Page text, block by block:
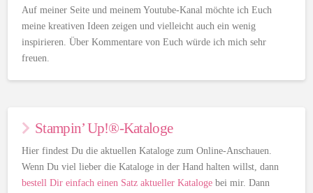
Auf meiner Seite und meinem Youtube-Kanal möchte ich Euch
meine kreativen Ideen zeigen und vielleicht auch ein wenig
inspirieren. Über Kommentare von Euch würde ich mich sehr
freuen.
Stampin’ Up!®-Kataloge
Hier findest Du die aktuellen Kataloge zum Online-Anschauen.
Wenn Du viel lieber die Kataloge in der Hand halten willst, dann
bestell Dir einfach einen Satz aktueller Kataloge bei mir. Dann